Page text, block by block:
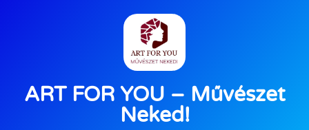
ART FOR YOU – Művészet
Neked!